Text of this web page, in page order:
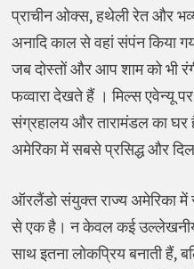
प्राचीन ओक्स, हथेली रेत और
अनादि काल से वहां संपंन किया
जब दोस्तों और आप शाम को भी
फव्वारा देखते हैं । मिल्स एवेन्यू
संग्रहालय और तारामंडल का
अमेरिका में सबसे प्रसिद्ध और
ऑरलैंडो संयुक्त राज्य अमेरिका
से एक है। न केवल कई
साथ इतना लोकप्रिय बनाती हैं,